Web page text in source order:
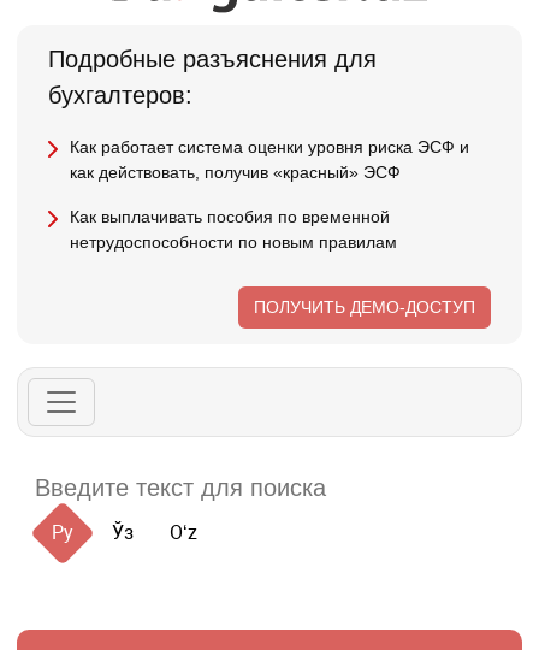
Подробные разъяснения для
бухгалтеров:
Как работает система оценки уровня риска ЭСФ и
как действовать, получив «красный» ЭСФ
Как выплачивать пособия по временной
нетрудоспособности по новым правилам
ПОЛУЧИТЬ ДЕМО-ДОСТУП
Ру Ўз Oʻz